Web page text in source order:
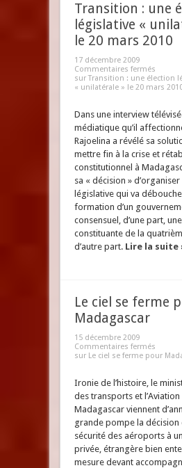
Transition : une
législative «
le 20 mars 2010
17 décembre 2009
Commentaires fermés
sur Transition : une élection
« unilatérale » le 20 mars
Dans une interview
médiatique qu’il
Rajoelina a révélé sa
mettre fin à la crise et
constitutionnel à
sa « décision »
législative qui va
formation d’un
consensuel, d’une part,
constituante de la
d’autre part. Lire la suite
Le ciel se ferme
Madagascar
15 décembre 2009
Commentaires fermés
sur Le ciel se ferme pour
Ironie de l’histoire, le
des transports et l’Aviation
Madagascar viennent
grande pompe la décision
sécurité des aéroports à
privée, étrangère bien
mesure devant